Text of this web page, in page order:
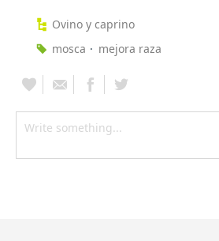
Ovino y caprino
mosca
mejora raza